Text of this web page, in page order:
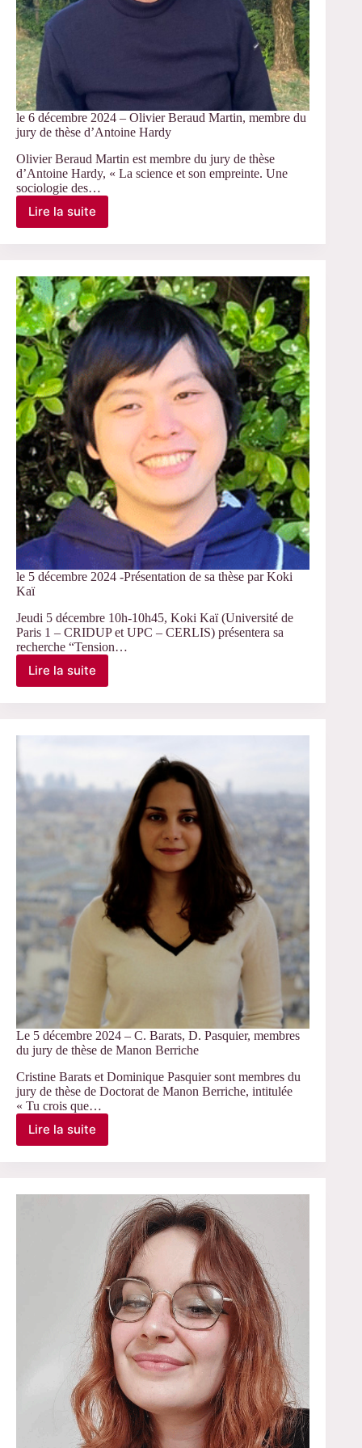
le 6 décembre 2024 – Olivier Beraud Martin, membre du
jury de thèse d’Antoine Hardy
Olivier Beraud Martin est membre du jury de thèse
d’Antoine Hardy, « La science et son empreinte. Une
sociologie des…
Lire la suite
le
–
Olivier
Beraud
Martin,
membre
du
jury
de
thèse
d’Antoine
Hardy
le 5 décembre 2024 -Présentation de sa thèse par Koki
Kaï
Jeudi 5 décembre 10h-10h45, Koki Kaï (Université de
Paris 1 – CRIDUP et UPC – CERLIS) présentera sa
recherche “Tension…
Lire la suite
le
-
sa
thèse
par
Le 5 décembre 2024 – C. Barats, D. Pasquier, membres
du jury de thèse de Manon Berriche
Cristine Barats et Dominique Pasquier sont membres du
jury de thèse de Doctorat de Manon Berriche, intitulée
« Tu crois que…
Lire la suite
Le
–
Pasquier,
membres
thèse
de
Manon
Berriche